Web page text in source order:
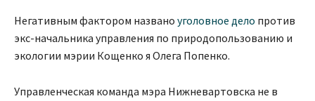
Негативным фактором названо уголовное дело против
экс-начальника управления по природопользованию и
экологии мэрии Кощенко я Олега Попенко.
Управленческая команда мэра Нижневартовска не в